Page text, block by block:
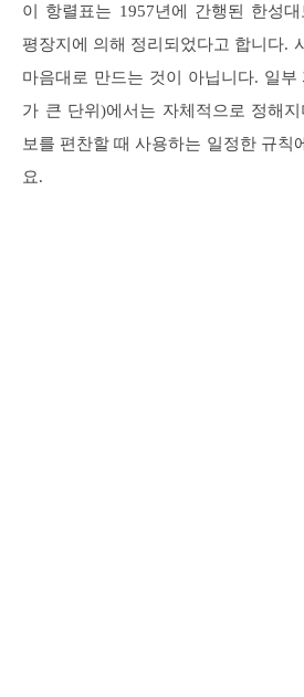
이 항렬표는 1957년에 간행된 한성
평장지에 의해 정리되었다고 합니다.
마음대로 만드는 것이 아닙니다. 일부
가 큰 단위)에서는 자체적으로 정해
보를 편찬할 때 사용하는 일정한 규칙
요.